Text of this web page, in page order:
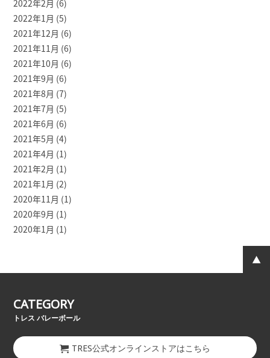
2022年2月 (6)
2022年1月 (5)
2021年12月 (6)
2021年11月 (6)
2021年10月 (6)
2021年9月 (6)
2021年8月 (7)
2021年7月 (5)
2021年6月 (6)
2021年5月 (4)
2021年4月 (1)
2021年2月 (1)
2021年1月 (2)
2020年11月 (1)
2020年9月 (1)
2020年1月 (1)
CATEGORY
トレス バレーボール
TRES公式オンラインストアはこちら